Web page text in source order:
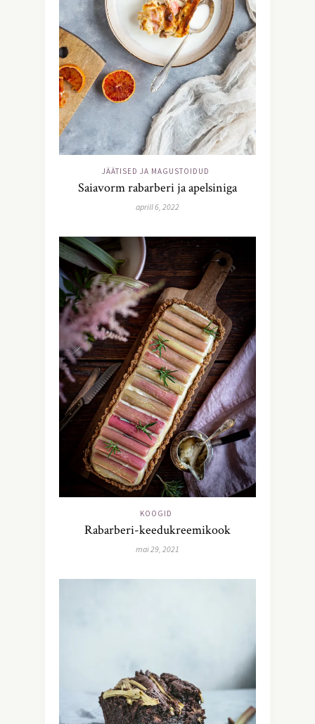
JÄÄTISED JA MAGUSTOIDUD
Saiavorm rabarberi ja apelsiniga
aprill 6, 2022
KOOGID
Rabarberi-keedukreemikook
mai 29, 2021